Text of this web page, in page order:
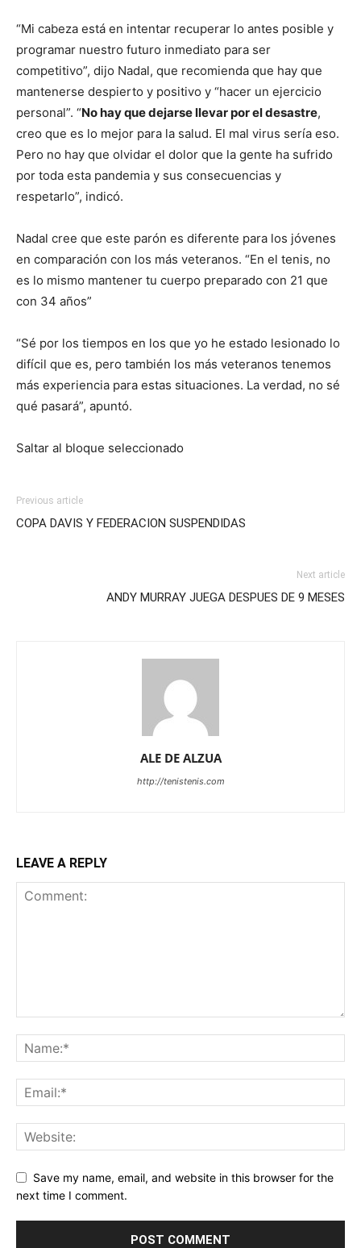
“Mi cabeza está en intentar recuperar lo antes posible y
programar nuestro futuro inmediato para ser
competitivo”, dijo Nadal, que recomienda que hay que
mantenerse despierto y positivo y “hacer un ejercicio
personal”. “No hay que dejarse llevar por el desastre,
creo que es lo mejor para la salud. El mal virus sería eso.
Pero no hay que olvidar el dolor que la gente ha sufrido
por toda esta pandemia y sus consecuencias y
respetarlo”, indicó.
Nadal cree que este parón es diferente para los jóvenes
en comparación con los más veteranos. “En el tenis, no
es lo mismo mantener tu cuerpo preparado con 21 que
con 34 años”
“Sé por los tiempos en los que yo he estado lesionado lo
difícil que es, pero también los más veteranos tenemos
más experiencia para estas situaciones. La verdad, no sé
qué pasará”, apuntó.
Saltar al bloque seleccionado
Previous article
COPA DAVIS Y FEDERACION SUSPENDIDAS
Next article
ANDY MURRAY JUEGA DESPUES DE 9 MESES
ALE DE ALZUA
http://tenistenis.com
LEAVE A REPLY
Save my name, email, and website in this browser for the
next time I comment.